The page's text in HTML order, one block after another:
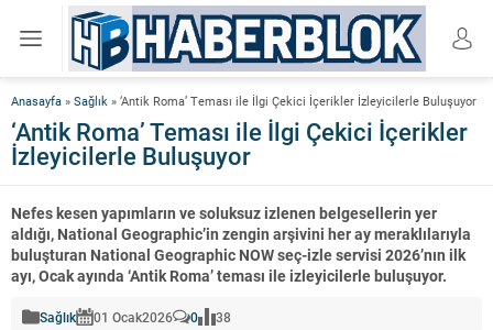
Anasayfa » Sağlık » ‘Antik Roma’ Teması ile İlgi Çekici İçerikler İzleyicilerle Buluşuyor
‘Antik Roma’ Teması ile İlgi Çekici İçerikler
İzleyicilerle Buluşuyor
Nefes kesen yapımların ve soluksuz izlenen belgesellerin yer
aldığı, National Geographic’in zengin arşivini her ay meraklılarıyla
buluşturan National Geographic NOW seç-izle servisi 2026’nın ilk
ayı, Ocak ayında ‘Antik Roma’ teması ile izleyicilerle buluşuyor.
Sağlık 01 Ocak2026 0 38